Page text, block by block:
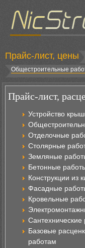
Прайс-лист, цены
Общестроительные
Прайс-лист,
Устройство
Отделочные
Столярные
Земляные
Бетонные
Конструкции из
Фасадные
Кровельные
Сантехнические
Базовые
работам